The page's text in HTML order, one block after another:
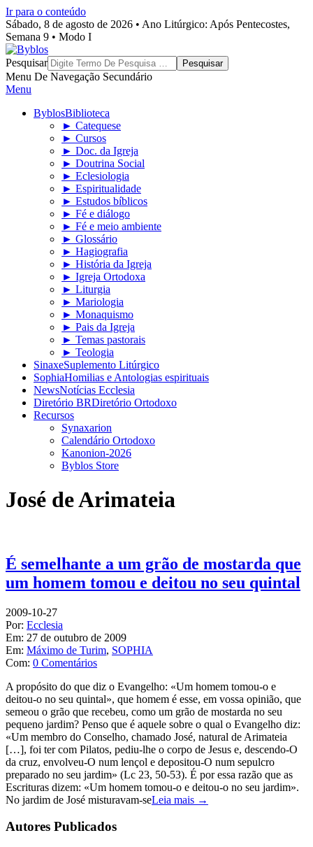
Ir para o conteúdo
Sábado, 8 de agosto de 2026 • Ano Litúrgico: Após Pentecostes,
Semana 9 • Modo I
Byblos
Pesquisar
Menu De Navegação Secundário
Menu
ByblosBiblioteca
► Catequese
► Cursos
► Doc. da Igreja
► Doutrina Social
► Eclesiologia
► Espiritualidade
► Estudos bíblicos
► Fé e diálogo
► Fé e meio ambiente
► Glossário
► Hagiografia
► História da Igreja
► Igreja Ortodoxa
► Liturgia
► Mariologia
► Monaquismo
► Pais da Igreja
► Temas pastorais
► Teologia
SinaxeSuplemento Litúrgico
SophiaHomilias e Antologias espirituais
NewsNotícias Ecclesia
Diretório BRDiretório Ortodoxo
Recursos
Synaxarion
Calendário Ortodoxo
Kanonion-2026
Byblos Store
José de Arimateia
É semelhante a um grão de mostarda que
um homem tomou e deitou no seu quintal
2009-10-27
Por: Ecclesia
Em: 27 de outubro de 2009
Em: Máximo de Turim, SOPHIA
Com: 0 Comentários
A propósito do que diz o Evangelho: «Um homem tomou-o e
deitou-o no seu quintal», que homem é esse, em vossa opinião, que
semeou o grão que recebeu, como um grão de mostarda no seu
pequeno jardim? Penso que é aquele sobre o qual o Evangelho diz:
«Um membro do Conselho, chamado José, natural de Arimateia
[…], foi ter com Pilatos, pediu-lhe o corpo de Jesus e, descendo-O
da cruz, envolveu-O num lençol e depositou-O num sepulcro
preparado no seu jardim» (Lc 23, 50-53). É por essa razão que as
Escrituras dizem: «Um homem tomou-o e deitou-o no seu jardim».
No jardim de José misturavam-seLeia mais →
Autores Publicados